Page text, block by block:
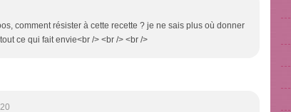
comment résister à cette recette ? je ne sais plus où donner
ce qui fait envie<br /> <br /> <br />